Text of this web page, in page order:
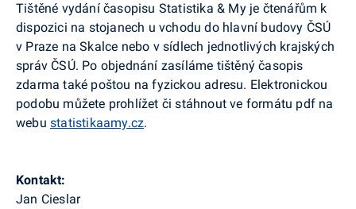
Tištěné vydání časopisu Statistika & My je čtenářům k
dispozici na stojanech u vchodu do hlavní budovy ČSÚ
v Praze na Skalce nebo v sídlech jednotlivých krajských
správ ČSÚ. Po objednání zasíláme tištěný časopis
zdarma také poštou na fyzickou adresu. Elektronickou
podobu můžete prohlížet či stáhnout ve formátu pdf na
webu statistikaamy.cz.
Kontakt:
Jan Cieslar